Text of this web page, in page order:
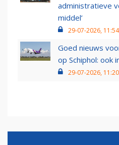
administratieve
middel’
29-07-2026, 11:54
Goed nieuws
op Schiphol: ook
29-07-2026, 11:20